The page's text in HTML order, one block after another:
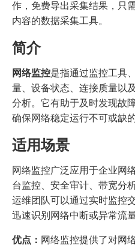
作，免费导出采集结果，只
内容的数据采集工具。
简介
网络监控是指通过监控工具
量、设备状态、连接质量以
分析。它有助于及时发现故
确保网络稳定运行不可或缺的
适用场景
网络监控广泛应用于企业网
台监控、安全审计、带宽分
运维团队可以通过实时监控
迅速识别网络中断或异常流量
优点： 网络监控提供了对网